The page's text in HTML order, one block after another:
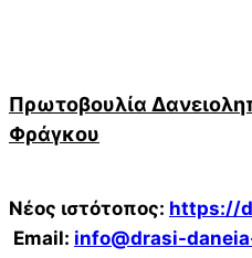
Πρωτοβουλία
Φράγκου
Νέος ιστότοπος: https://
Email: info@drasi-